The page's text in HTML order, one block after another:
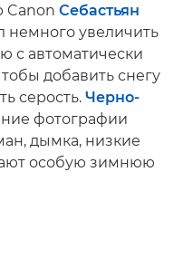
Canon Себастьян
немного увеличить
с автоматически
добавить снегу
серость. Черно-
фотографии
дымка, низкие
особую зимнюю